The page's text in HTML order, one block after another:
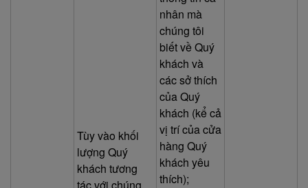
Tùy vào khối
lượng Quý
khách tương
nhân mà
chúng tôi
biết về Quý
khách và
các sở thích
của Quý
khách (kể cả
vị trí của cửa
hàng Quý
khách yêu
thích);